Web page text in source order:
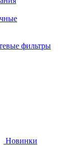
фильтры
Новинки